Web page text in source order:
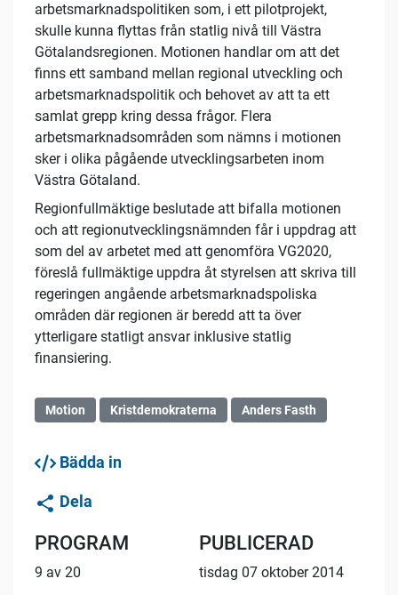
arbetsmarknadspolitiken som, i ett pilotprojekt,
skulle kunna flyttas från statlig nivå till Västra
Götalandsregionen. Motionen handlar om att det
finns ett samband mellan regional utveckling och
arbetsmarknadspolitik och behovet av att ta ett
samlat grepp kring dessa frågor. Flera
arbetsmarknadsområden som nämns i motionen
sker i olika pågående utvecklingsarbeten inom
Västra Götaland.
Regionfullmäktige beslutade att bifalla motionen
och att regionutvecklingsnämnden får i uppdrag att
som del av arbetet med att genomföra VG2020,
föreslå fullmäktige uppdra åt styrelsen att skriva till
regeringen angående arbetsmarknadspoliska
områden där regionen är beredd att ta över
ytterligare statligt ansvar inklusive statlig
finansiering.
Motion Kristdemokraterna Anders Fasth
Bädda in
Dela
PROGRAM
9 av 20
PUBLICERAD
tisdag 07 oktober 2014